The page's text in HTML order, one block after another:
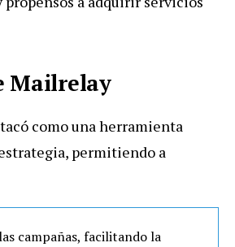
Mailrelay
como una herramienta
permitiendo a
campañas, facilitando la